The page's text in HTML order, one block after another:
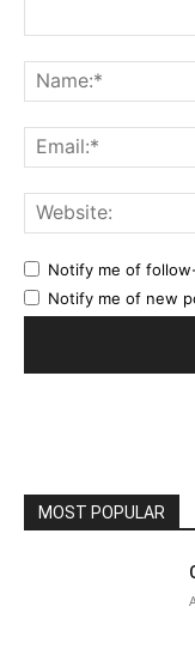
Notify me of
Notify me of new
MOST POPULAR